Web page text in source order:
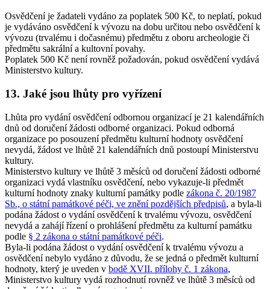
Osvědčení je žadateli vydáno za poplatek 500 Kč, to neplatí, pokud
je vydáváno osvědčení k vývozu na dobu určitou nebo osvědčení k
vývozu (trvalému i dočasnému) předmětu z oboru archeologie či
předmětu sakrální a kultovní povahy.
Poplatek 500 Kč není rovněž požadován, pokud osvědčení vydává
Ministerstvo kultury.
13. Jaké jsou lhůty pro vyřízení
Lhůta pro vydání osvědčení odbornou organizací je 21 kalendářních
dnů od doručení žádosti odborné organizaci. Pokud odborná
organizace po posouzení předmětu kulturní hodnoty osvědčení
nevydá, žádost ve lhůtě 21 kalendářních dnů postoupí Ministerstvu
kultury.
Ministerstvo kultury ve lhůtě 3 měsíců od doručení žádosti odborné
organizaci vydá vlastníku osvědčení, nebo vykazuje-li předmět
kulturní hodnoty znaky kulturní památky podle zákona č. 20/1987
Sb., o státní památkové péči, ve znění pozdějších předpisů, a byla-li
podána žádost o vydání osvědčení k trvalému vývozu, osvědčení
nevydá a zahájí řízení o prohlášení předmětu za kulturní památku
podle § 2 zákona o státní památkové péči.
Byla-li podána žádost o vydání osvědčení k trvalému vývozu a
osvědčení nebylo vydáno z důvodu, že se jedná o předmět kulturní
hodnoty, který je uveden v bodě XVII. přílohy č. 1 zákona,
Ministerstvo kultury vydá rozhodnutí rovněž ve lhůtě 3 měsíců od